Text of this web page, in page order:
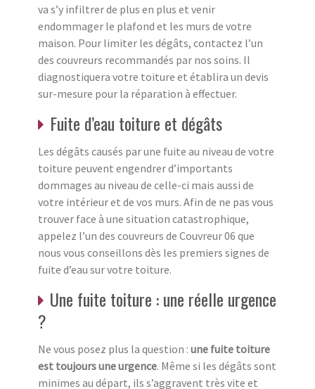
va s’y infiltrer de plus en plus et venir
endommager le plafond et les murs de votre
maison. Pour limiter les dégâts, contactez l’un
des couvreurs recommandés par nos soins. Il
diagnostiquera votre toiture et établira un devis
sur-mesure pour la réparation à effectuer.
Fuite d’eau toiture et dégâts
Les dégâts causés par une fuite au niveau de votre
toiture peuvent engendrer d’importants
dommages au niveau de celle-ci mais aussi de
votre intérieur et de vos murs. Afin de ne pas vous
trouver face à une situation catastrophique,
appelez l’un des couvreurs de Couvreur 06 que
nous vous conseillons dès les premiers signes de
fuite d’eau sur votre toiture.
Une fuite toiture : une réelle urgence
?
Ne vous posez plus la question : une fuite toiture
est toujours une urgence. Même si les dégâts sont
minimes au départ, ils s’aggravent très vite et